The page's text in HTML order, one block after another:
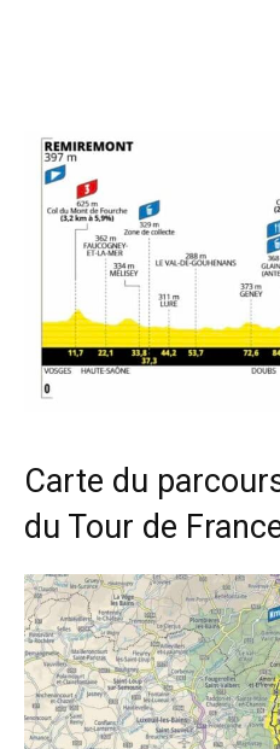
Carte du
du Tour de